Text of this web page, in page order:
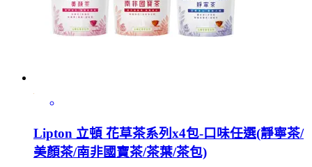
Lipton 立頓 花草茶系列x4包-口味任選(靜寧茶/
美顏茶/南非國寶茶/茶葉/茶包)